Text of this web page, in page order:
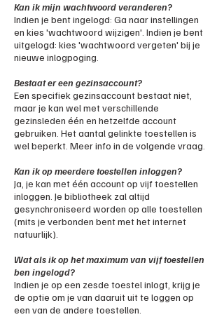
Kan ik mijn wachtwoord veranderen?
Indien je bent ingelogd: Ga naar instellingen
en kies 'wachtwoord wijzigen'. Indien je bent
uitgelogd: kies 'wachtwoord vergeten' bij je
nieuwe inlogpoging.
Bestaat er een gezinsaccount?
Een specifiek gezinsaccount bestaat niet,
maar je kan wel met verschillende
gezinsleden één en hetzelfde account
gebruiken. Het aantal gelinkte toestellen is
wel beperkt. Meer info in de volgende vraag.
Kan ik op meerdere toestellen inloggen?
Ja, je kan met één account op vijf toestellen
inloggen. Je bibliotheek zal altijd
gesynchroniseerd worden op alle toestellen
(mits je verbonden bent met het internet
natuurlijk).
Wat als ik op het maximum van vijf toestellen
ben ingelogd?
Indien je op een zesde toestel inlogt, krijg je
de optie om je van daaruit uit te loggen op
een van de andere toestellen.